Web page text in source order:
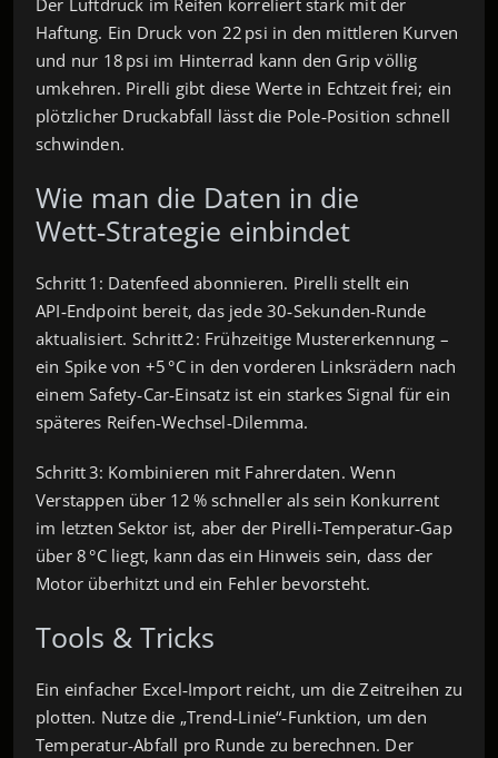
Haftung. Ein Druck von 22 psi in den mittleren Kurven
und nur 18 psi im Hinterrad kann den Grip völlig
umkehren. Pirelli gibt diese Werte in Echtzeit frei; ein
plötzlicher Druckabfall lässt die Pole‑Position schnell
schwinden.
Wie man die Daten in die
Wett‑Strategie einbindet
Schritt 1: Datenfeed abonnieren. Pirelli stellt ein
API‑Endpoint bereit, das jede 30‑Sekunden‑Runde
aktualisiert. Schritt 2: Frühzeitige Mustererkennung –
ein Spike von +5 °C in den vorderen Linksrädern nach
einem Safety‑Car‑Einsatz ist ein starkes Signal für ein
späteres Reifen‑Wechsel‑Dilemma.
Schritt 3: Kombinieren mit Fahrerdaten. Wenn
Verstappen über 12 % schneller als sein Konkurrent
im letzten Sektor ist, aber der Pirelli‑Temperatur‑Gap
über 8 °C liegt, kann das ein Hinweis sein, dass der
Motor überhitzt und ein Fehler bevorsteht.
Tools & Tricks
Ein einfacher Excel‑Import reicht, um die Zeitreihen zu
plotten. Nutze die „Trend‑Linie“‑Funktion, um den
Temperatur‑Abfall pro Runde zu berechnen. Der